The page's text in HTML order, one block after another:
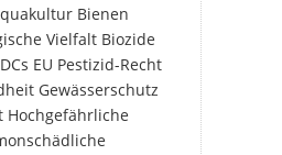
Bienen
Vielfalt Biozide
EU Pestizid-Recht
Gewässerschutz
Hochgefährliche